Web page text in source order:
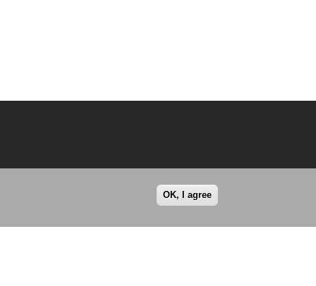
OK, I agree